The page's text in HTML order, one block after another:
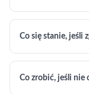
Co się stanie, jeśli
Co zrobić, jeśli nie